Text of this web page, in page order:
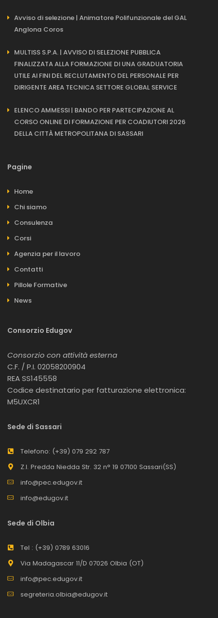
Avviso di selezione | Animatore Polifunzionale del GAL
Anglona Coros
MULTISS S.P.A. | AVVISO DI SELEZIONE PUBBLICA
FINALIZZATA ALLA FORMAZIONE DI UNA GRADUATORIA
UTILE AI FINI DEL RECLUTAMENTO DEL PERSONALE PER
DIRIGENTE AREA TECNICA SETTORE GLOBAL SERVICE
ELENCO AMMESSI | BANDO PER PARTECIPAZIONE AL
CORSO ONLINE DI FORMAZIONE PER COADIUTORI 2026
DELLA CITTÀ METROPOLITANA DI SASSARI
Pagine
Home
Chi siamo
Consulenza
Corsi
Agenzia per il lavoro
Contatti
Pillole Formative
News
Consorzio Edugov
Consorzio con attività esterna
C.F. / P.I. 02058200904
REA SS145558
Codice destinatario per fatturazione elettronica:
M5UXCR1
Sede di Sassari
Telefono: (+39) 079 292 787
Z.I. Predda Niedda Str. 32 n° 19 07100 Sassari(SS)
info@pec.edugov.it
info@edugov.it
Sede di Olbia
Tel : (+39) 0789 63016
Via Madagascar 11/D 07026 Olbia (OT)
info@pec.edugov.it
segreteria.olbia@edugov.it